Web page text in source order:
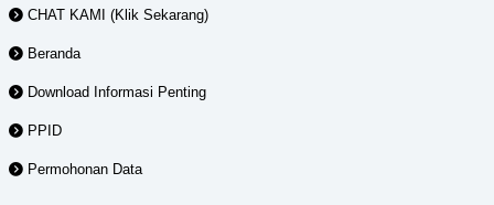
CHAT KAMI (Klik Sekarang)
Beranda
Download Informasi Penting
PPID
Permohonan Data